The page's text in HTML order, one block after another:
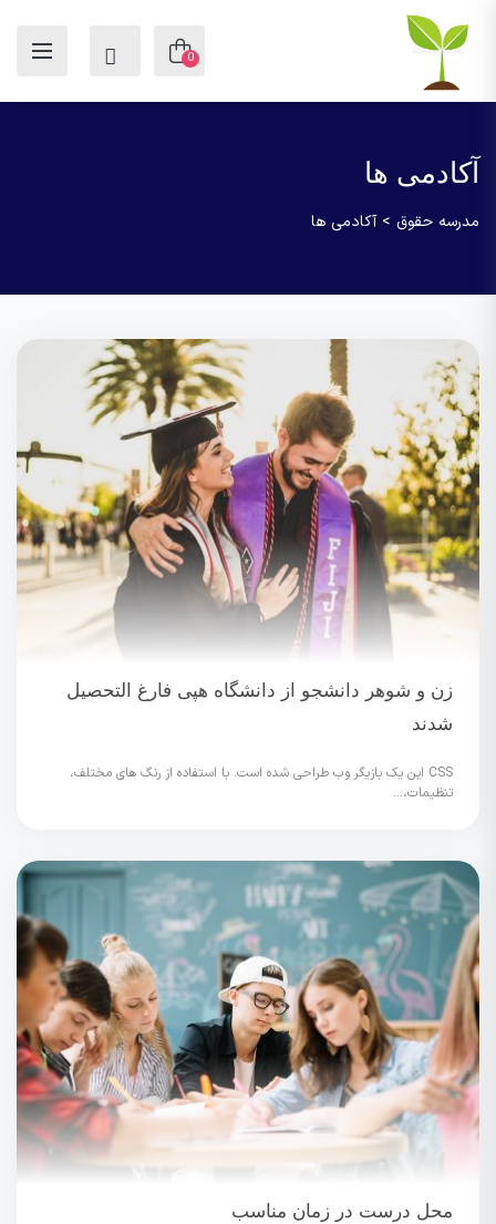
0
آکادمی ها
مدرسه حقوق > آکادمی ها
زن و شوهر دانشجو از دانشگاه هپی فارغ التحصیل
شدند
CSS این یک بازیگر وب طراحی شده است. با استفاده از رنگ های مختلف،
تنظیمات،...
محل درست در زمان مناسب